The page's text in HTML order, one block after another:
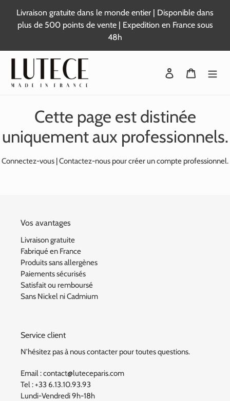
contenu
Livraison gratuite dans le monde entier | Disponible dans
plus de 500 points de vente | Expedition en France sous
48h
Se connecter
Panier
Cette page est distinée
uniquement aux professionnels.
Connectez-vous Contactez-nous pour créer un compte professionnel.
Vos avantages
Livraison gratuite
Fabriqué en France
Produits sans allergènes
Paiements sécurisés
Satisfait ou remboursé
Sans Nickel ni Cadmium
Service client
N'hésitez pas à nous contacter pour toutes questions.
Email : contact@luteceparis.com
Tel : +33 6.13.10.93.93
Lundi-Vendredi 9h-18h